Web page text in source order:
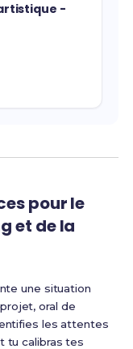
-
pour le
et de la
une situation
oral de
les attentes
tu calibras tes